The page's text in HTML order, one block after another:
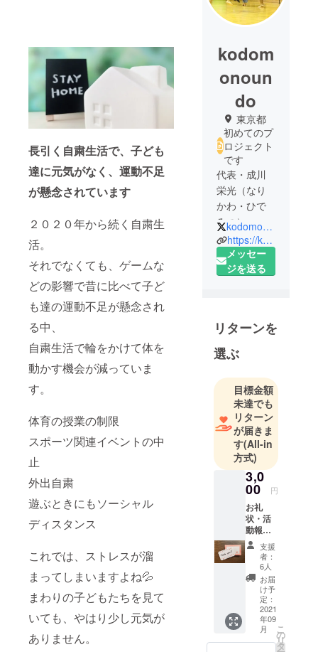
長引く自粛生活で、子ども
達に元気がなく、運動不足
が懸念されています
２０２０年から続く自粛生
活。
それでなくても、ゲームな
どの影響で昔に比べて子ど
も達の運動不足が懸念され
る中、
自粛生活で輪をかけて体を
動かす機会が減っていま
す。
体育の授業の制限
スポーツ関連イベントの中
止
外出自粛
遊ぶときにもソーシャル
ディスタンス
これでは、ストレスが溜
まってしまいますよね💦
まわりの子どもたちを見て
いても、やはり少し元気が
ありません。
kodom
onoun
do
東京都
初めてのプ
ロジェクト
です
代表・成川
栄光（なり
かわ・ひで
みつ）
小・中学生
専門の運動
コーチ。
大学まで体
育会運動部
に所属。卒
業後は消防
士として勤
務していた
が、家族の
体調不良を
キッカケ
に、健康の
ための運動
理論を学び
はじめる。
それが原点
となり、
「楽しい運
動から健康
を身につけ
る」大切さ
に気がつ
く。子ども
kodomoundo
https://kodomonoundo.com/
メッセー
ジを送る
リターンを
選ぶ
目標金額
未達でも
リターン
が届きま
す(All-in
方式)
3,0
00 円
お礼
状・活
動報告
書の送
付 支援
者：
6人
お届
け予
定：
2021
年09
月
こ
の
リ
タ